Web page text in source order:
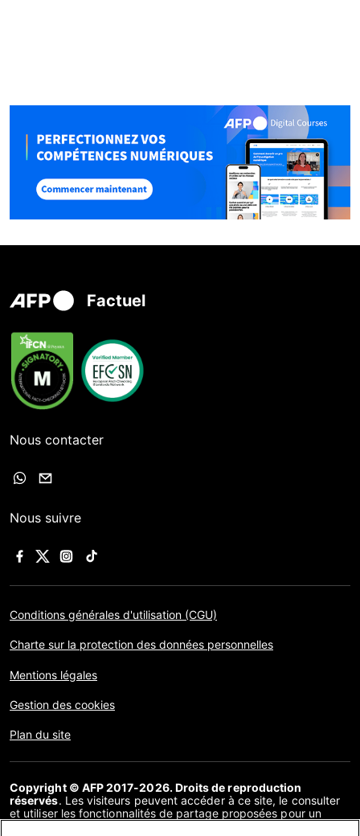
Factuel
Nous contacter
Nous suivre
Conditions générales d'utilisation (CGU)
Charte sur la protection des données personnelles
Mentions légales
Gestion des cookies
Plan du site
Copyright © AFP 2017-2026. Droits de reproduction
réservés. Les visiteurs peuvent accéder à ce site, le consulter
et utiliser les fonctionnalités de partage proposées pour un